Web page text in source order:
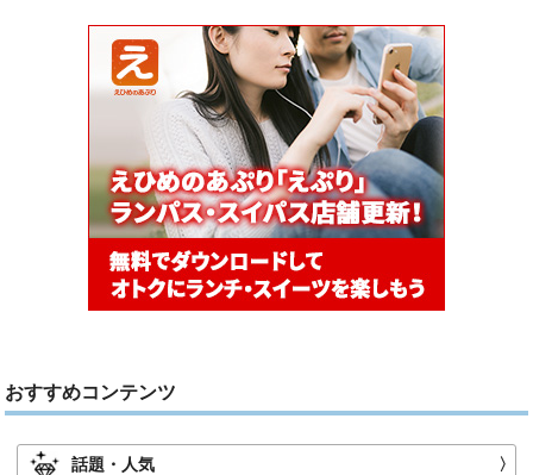
おすすめコンテンツ
話題・人気 〉